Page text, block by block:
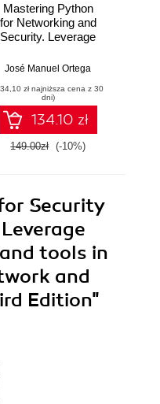
Mastering Python
for Networking and
Security. Leverage
libraries of Python
beyond to
overcome
networking and
security issues -
Second Edition
José Manuel Ortega
zł najniższa cena z 30
dni)
134.10 zł
149.00zł (-10%)
Security
tools in
and
Edition"